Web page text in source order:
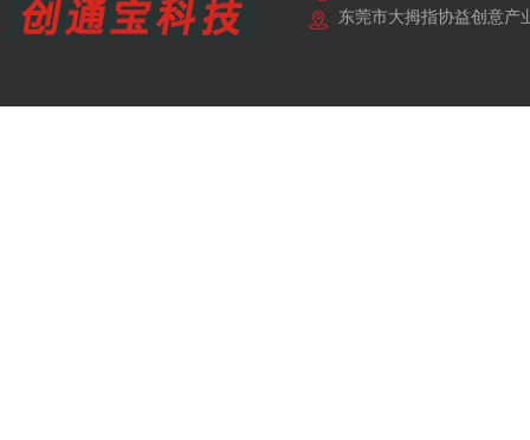
东莞市大拇指协益创意产